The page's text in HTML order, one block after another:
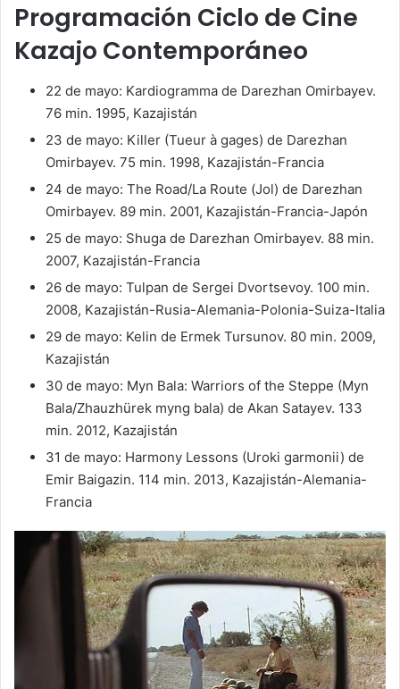
Programación Ciclo de Cine
Kazajo Contemporáneo
22 de mayo: Kardiogramma de Darezhan Omirbayev.
76 min. 1995, Kazajistán
23 de mayo: Killer (Tueur à gages) de Darezhan
Omirbayev. 75 min. 1998, Kazajistán-Francia
24 de mayo: The Road/La Route (Jol) de Darezhan
Omirbayev. 89 min. 2001, Kazajistán-Francia-Japón
25 de mayo: Shuga de Darezhan Omirbayev. 88 min.
2007, Kazajistán-Francia
26 de mayo: Tulpan de Sergei Dvortsevoy. 100 min.
2008, Kazajistán-Rusia-Alemania-Polonia-Suiza-Italia
29 de mayo: Kelin de Ermek Tursunov. 80 min. 2009,
Kazajistán
30 de mayo: Myn Bala: Warriors of the Steppe (Myn
Bala/Zhauzhürek myng bala) de Akan Satayev. 133
min. 2012, Kazajistán
31 de mayo: Harmony Lessons (Uroki garmonii) de
Emir Baigazin. 114 min. 2013, Kazajistán-Alemania-
Francia